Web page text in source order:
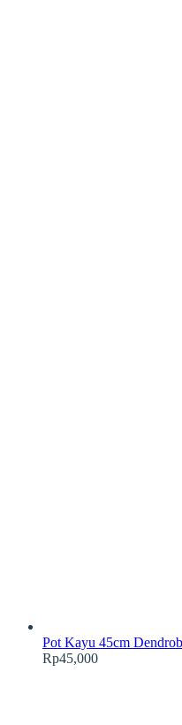
Pot Kayu 45cm
Rp45,000